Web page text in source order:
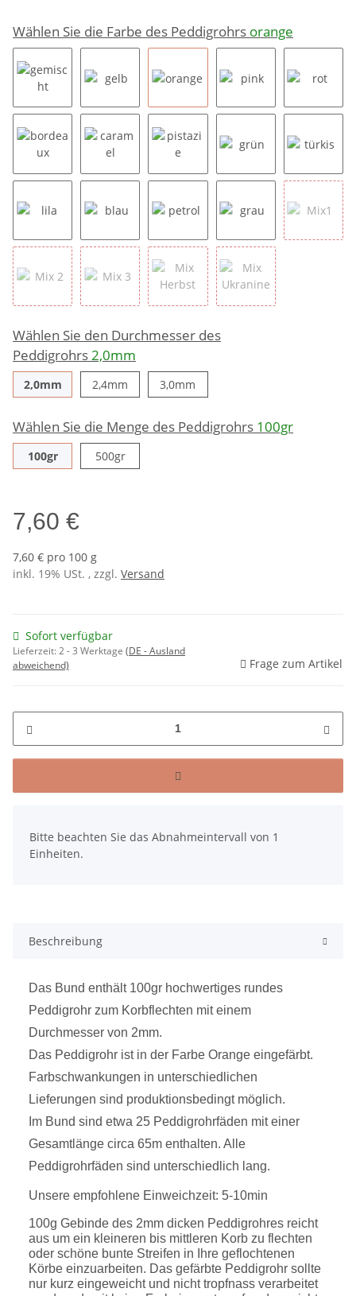
Wählen Sie die Farbe des Peddigrohrs orange
gemischt gelb orange pink rot
bordeaux caramel pistazie grün türkis
lila blau petrol grau
Wählen Sie den Durchmesser des
Peddigrohrs2,0mm
2,0mm2,0mm2,4mm 2,4mm3,0mm
Wählen Sie die Menge des Peddigrohrs 100gr
100gr100gr 500gr500gr
7,60 €
7,60 € pro 100 g
inkl. 19% USt. , zzgl. Versand
Sofort verfügbar
Lieferzeit:2 - 3 Werktage (DE - Ausland
abweichend)
Frage zum Artikel
Bitte beachten Sie das Abnahmeintervall von 1
Einheiten.
Beschreibung
Das Bund enthält 100gr hochwertiges rundes
Peddigrohr zum Korbflechten mit einem
Durchmesser von 2mm.
Das Peddigrohr ist in der Farbe Orange eingefärbt.
Farbschwankungen in unterschiedlichen
Lieferungen sind produktionsbedingt möglich.
Im Bund sind etwa 25 Peddigrohrfäden mit einer
Gesamtlänge circa 65m enthalten. Alle
Peddigrohrfäden sind unterschiedlich lang.
Unsere empfohlene Einweichzeit: 5-10min
100g Gebinde des 2mm dicken Peddigrohres reicht
aus um ein kleineren bis mittleren Korb zu flechten
oder schöne bunte Streifen in Ihre geflochtenen
Körbe einzuarbeiten. Das gefärbte Peddigrohr sollte
nur kurz eingeweicht und nicht tropfnass verarbeitet